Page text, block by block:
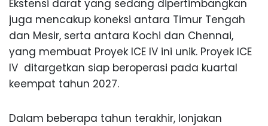
Ekstensi darat yang sedang dipertimbangkan
juga mencakup koneksi antara Timur Tengah
dan Mesir, serta antara Kochi dan Chennai,
yang membuat Proyek ICE IV ini unik. Proyek ICE
IV ditargetkan siap beroperasi pada kuartal
keempat tahun 2027.
Dalam beberapa tahun terakhir, lonjakan